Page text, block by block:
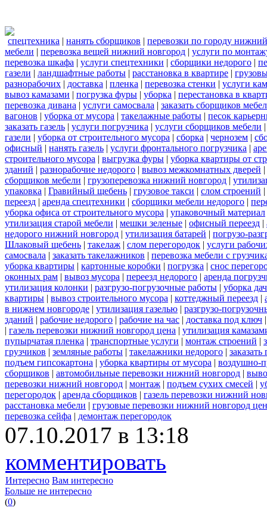
спецтехника | нанять сборщиков | перевозки по городу
мебели | перевозка вещей нижний новгород | услуги по
перевозка шкафа | услуги спецтехники | сборщики недорого |
газели | ландшафтные работы | расстановка в квартире |
разнорабочих | доставка | пленка | перевозка стенки | услуги
вывоз камазами | погрузка фуры | уборка | перестановка в
перевозка дивана | услуги самосвала | заказать сборщиков
вагонов | уборка от мусора | такелажные работы | песок
заказать газель | услуги погрузчика | услуги сборщиков мебели
газели | уборка от строительного мусора | сборка | чернозем |
офисный | нанять газель | услуги фронтального погрузчика |
строительного мусора | выгрузка фуры | уборка квартиры от
зданий | разнорабочие недорого | вывоз межкомнатных дверей |
сборщиков мебели | грузоперевозка нижний новгород |
упаковка | Гравийный щебень | грузовое такси | слом строений |
переезд | аренда спецтехники | сборщики мебели недорого |
уборка офиса от строительного мусора | упаковочный материал
утилизация старой мебели | мешки зеленые | офисный переезд |
недорого нижний новгород | утилизация батарей | погрузо-
Шлаковый щебень | такелаж | слом перегородок | услуги
самосвала | заказать такелажников | перевозка мебели с
уборка квартиры | картонные коробки | погрузка | снос
оконных рам | вывоз мусора | переезд недорого | аренда
утилизация колонки | разгрузо-погрузочные работы | уборка
квартиры | вывоз строительного мусора | коттеджный переезд |
в нижнем новгороде | утилизация газелью | разгрузо-
зданий | рабочие недорого | рабочие на час | доставка под ключ
| газель перевозки нижний новгород цена | утилизация
пупырчатая пленка | транспортные услуги | монтаж строений |
грузчиков | земляные работы | такелажники недорого |
подъем гипсокартона | уборка квартиры от мусора | воздушно-
сборщиков | автомобильные перевозки нижний новгород |
перевозки нижний новгород | монтаж | подъем сухих смесей |
перегородок | аренда сборщиков | газель перевозки нижний
расстановка мебели | грузовые перевозки нижний новгород
перевозка сейфа | демонтаж перегородок
07.10.2017 в 13:18
комментировать
Интересно Вам интересно
Больше не интересно
(0)